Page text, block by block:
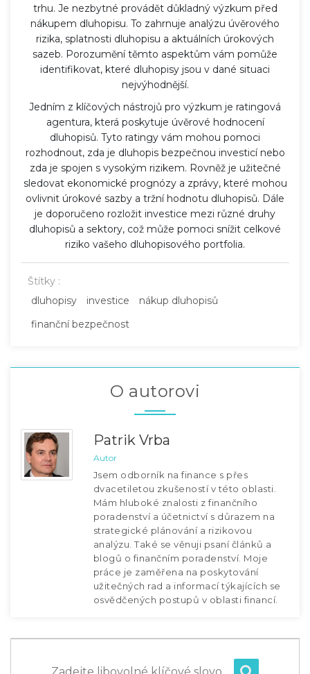
trhu. Je nezbytné provádět důkladný výzkum před
nákupem dluhopisu. To zahrnuje analýzu úvěrového
rizika, splatnosti dluhopisu a aktuálních úrokových
sazeb. Porozumění těmto aspektům vám pomůže
identifikovat, které dluhopisy jsou v dané situaci
nejvýhodnější.
Jedním z klíčových nástrojů pro výzkum je ratingová
agentura, která poskytuje úvěrové hodnocení
dluhopisů. Tyto ratingy vám mohou pomoci
rozhodnout, zda je dluhopis bezpečnou investicí nebo
zda je spojen s vysokým rizikem. Rovněž je užitečné
sledovat ekonomické prognózy a zprávy, které mohou
ovlivnit úrokové sazby a tržní hodnotu dluhopisů. Dále
je doporučeno rozložit investice mezi různé druhy
dluhopisů a sektory, což může pomoci snížit celkové
riziko vašeho dluhopisového portfolia.
Štítky :
dluhopisy
investice
nákup dluhopisů
finanční bezpečnost
O autorovi
Patrik Vrba
Autor
Jsem odborník na finance s přes
dvacetiletou zkušeností v této oblasti.
Mám hluboké znalosti z finančního
poradenství a účetnictví s důrazem na
strategické plánování a rizikovou
analýzu. Také se věnuji psaní článků a
blogů o finančním poradenství. Moje
práce je zaměřena na poskytování
užitečných rad a informací týkajících se
osvědčených postupů v oblasti financí.
Zadejte libovolné klíčové slovo